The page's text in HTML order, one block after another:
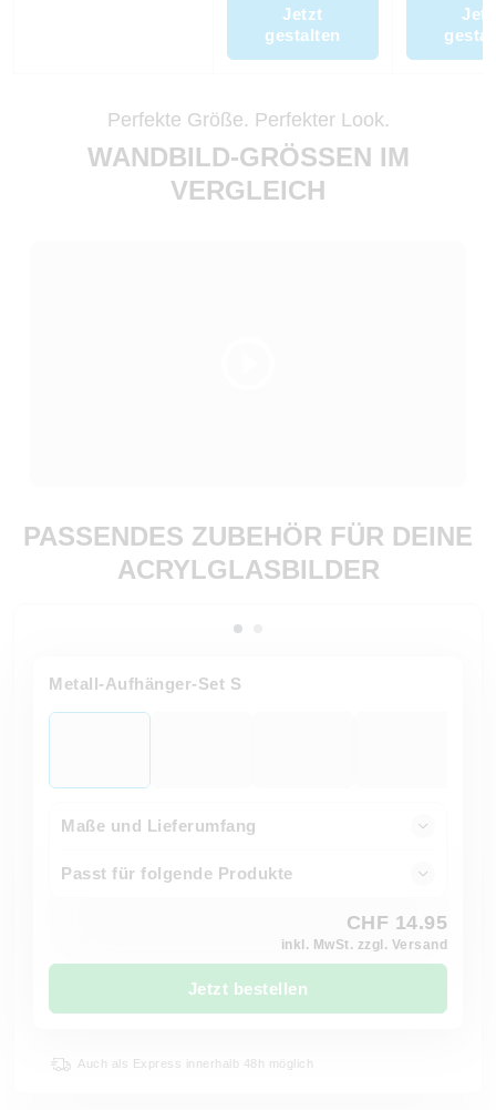
Jetzt
gestalten
Perfekte Größe. Perfekter Look.
WANDBILD-GRÖSSEN IM V
ERGLEICH
PASSENDES ZUBEHÖR FÜR DEINE
ACRYLGLASBILDER
Metall-Aufhänger-Set S
Maße und Lieferumfang
Passt für folgende Produkte
CHF 14.95
inkl. MwSt. zzgl. Versand
Jetzt bestellen
Auch als Express innerhalb 48h möglich